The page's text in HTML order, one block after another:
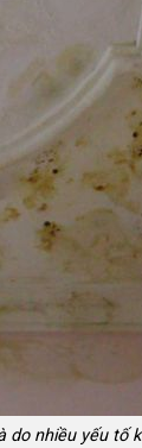
do nhiều yếu tố